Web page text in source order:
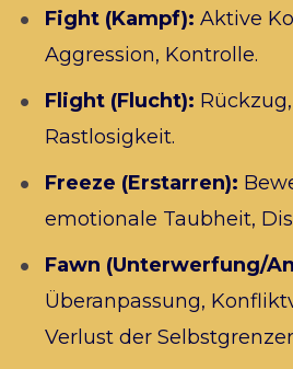
Fight (Kampf): Aktive
Aggression, Kontrolle.
Flight (Flucht):
Rastlosigkeit.
Freeze (Erstarren):
emotionale Taubheit,
Fawn (Unterwerfung/
Überanpassung,
Verlust der